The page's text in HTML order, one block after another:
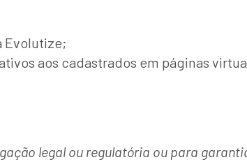
Evolutize;
aos cadastrados em páginas
legal ou regulatória ou para